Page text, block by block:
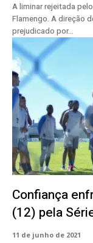
A liminar rejeitada
Flamengo. A direção
prejudicado por...
Confiança
(12) pela
11 de junho de 2021